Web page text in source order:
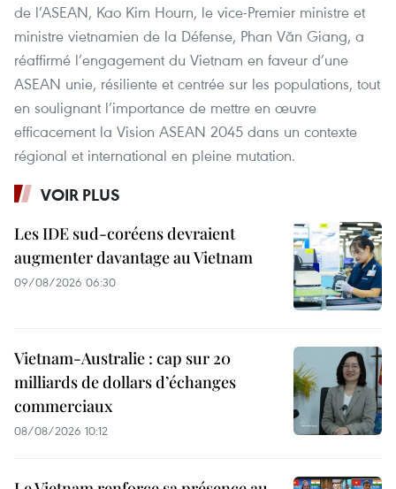
de l’ASEAN, Kao Kim Hourn, le vice-Premier ministre et
ministre vietnamien de la Défense, Phan Văn Giang, a
réaffirmé l’engagement du Vietnam en faveur d’une
ASEAN unie, résiliente et centrée sur les populations, tout
en soulignant l’importance de mettre en œuvre
efficacement la Vision ASEAN 2045 dans un contexte
régional et international en pleine mutation.
VOIR PLUS
Les IDE sud-coréens devraient
augmenter davantage au Vietnam
09/08/2026 06:30
Vietnam-Australie : cap sur 20
milliards de dollars d’échanges
commerciaux
08/08/2026 10:12